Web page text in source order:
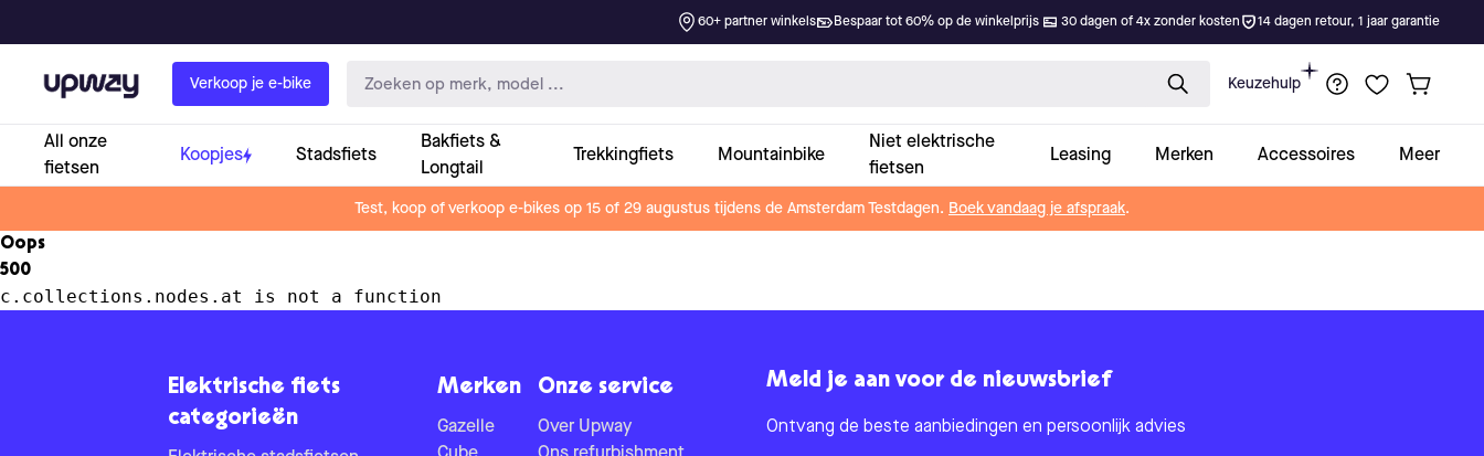
60+ partner winkels Bespaar tot 60% op de winkelprijs 30 dagen of 4x zonder kosten 14 dagen retour, 1 jaar garantie
Upway Verkoop je e-bike Keuzehulp
All onze
fietsen
Koopjes Stadsfiets
Bakfiets &
Longtail
Trekkingfiets Mountainbike
Niet elektrische
fietsen
Leasing Merken Accessoires Meer
Test, koop of verkoop e-bikes op 15 of 29 augustus tijdens de Amsterdam Testdagen. Boek vandaag je afspraak.
Oops
500
c.collections.nodes.at is not a function
Elektrische fiets
categorieën
Merken
Gazelle
Onze service
Over Upway
Meld je aan voor de nieuwsbrief
Ontvang de beste aanbiedingen en persoonlijk advies